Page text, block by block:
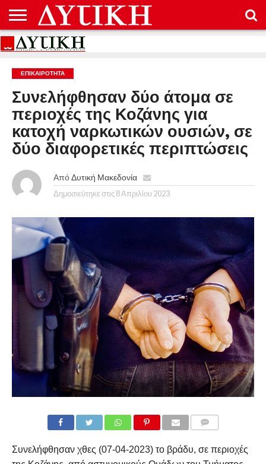
ΑΡΧΙΚΉ
ΕΠΙΚΟΙΝΩΝΊΑ
ΌΡΟΙ
ΠΡΟΣΤΑΣΊΑ
ΔΕΔΟΜΈΝΩΝ
ΕΠΙΚΑΙΡΟΤΗΤΑ
Συνελήφθησαν δύο άτομα σε
περιοχές της Κοζάνης για
κατοχή ναρκωτικών ουσιών, σε
δύο διαφορετικές περιπτώσεις
Από Δυτική Μακεδονία
Δημοσιεύτηκε στις 8 Απριλίου 2023
Συνελήφθησαν χθες (07-04-2023) το βράδυ, σε περιοχές